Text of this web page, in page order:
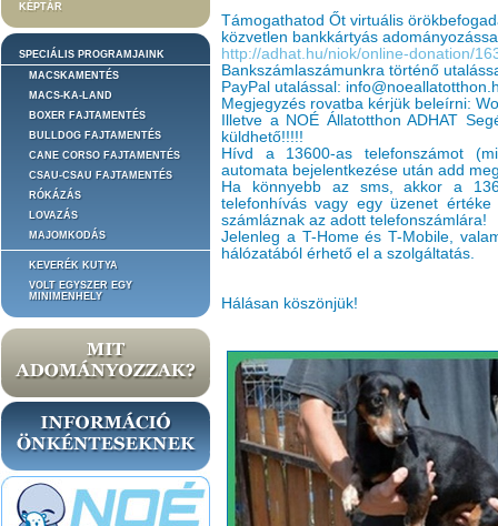
KÉPTÁR
SPECIÁLIS PROGRAMJAINK
MACSKAMENTÉS
MACS-KA-LAND
BOXER FAJTAMENTÉS
BULLDOG FAJTAMENTÉS
CANE CORSO FAJTAMENTÉS
CSAU-CSAU FAJTAMENTÉS
RÓKÁZÁS
LOVAZÁS
MAJOMKODÁS
KEVERÉK KUTYA
VOLT EGYSZER EGY
MINIMENHELY
Támogathatod Őt virtuális
közvetlen bankkártyás
http://adhat.hu/niok/online-donation/
Bankszámlaszámunkra történő
PayPal utalással:
Megjegyzés rovatba kérjük beleírni:
Illetve a NOÉ Állatotthon ADHAT
küldhető!!!!!
Hívd a 13600-as telefonszámot
automata bejelentkezése után add
Ha könnyebb az sms, akkor a
telefonhívás vagy egy üzenet
számláznak az adott telefonszámlára!
Jelenleg a T-Home és T-Mobile,
hálózatából érhető el a szolgáltatás.
Hálásan köszönjük!